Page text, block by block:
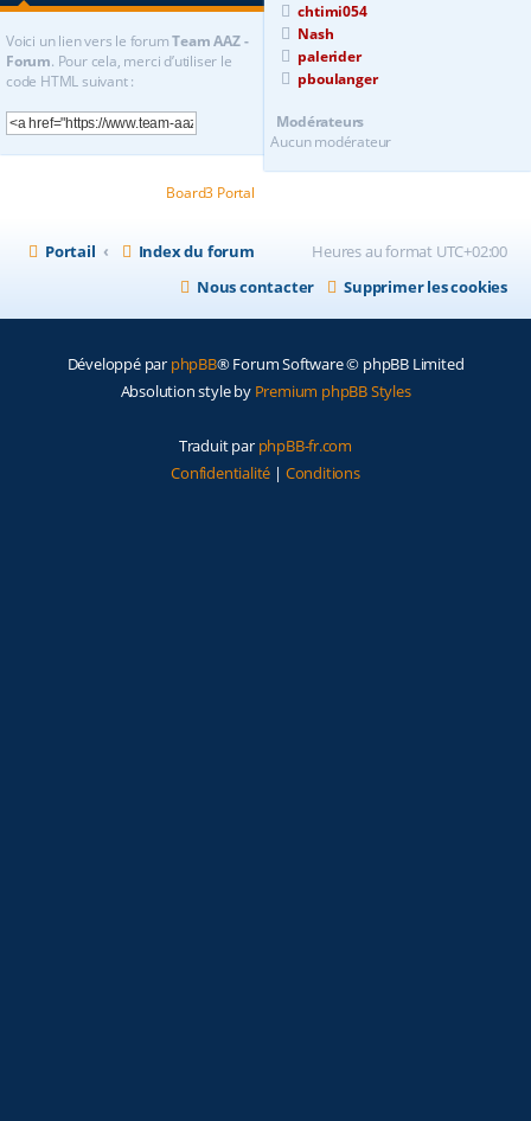
Voici un lien vers le forumTeam AAZ -
Forum. Pour cela, merci d’utiliser le
code HTML suivant :
chtimi054
Nash
palerider
pboulanger
Modérateurs
Aucun modérateur
Board3 Portal
Portail Index du forum Heures au format UTC+02:00
Supprimer les cookies
Nous contacter
Développé par phpBB® Forum Software © phpBB Limited
Absolution style by Premium phpBB Styles
Traduit par phpBB-fr.com
Confidentialité | Conditions